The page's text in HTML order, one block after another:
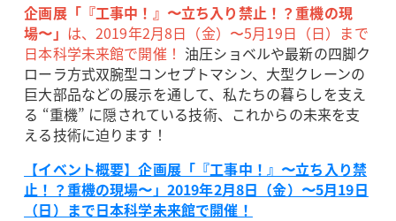
企画展「『工事中！』〜立ち入り禁止！？重機の現
場〜」 は、2019年2月8日（金）〜5月19日（日）まで
日本科学未来館で開催！ 油圧ショベルや最新の四脚ク
ローラ方式双腕型コンセプトマシン、大型クレーンの
巨大部品などの展示を通して、私たちの暮らしを支え
る “重機” に隠されている技術、これからの未来を支
える技術に迫ります！
【イベント概要】企画展「『工事中！』〜立ち入り禁
止！？重機の現場〜」2019年2月8日（金）〜5月19日
（日）まで日本科学未来館で開催！